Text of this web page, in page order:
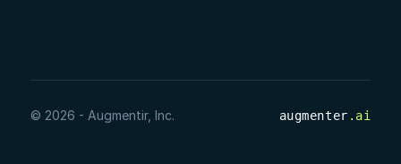
© 2026 - Augmentir, Inc. augmenter .ai